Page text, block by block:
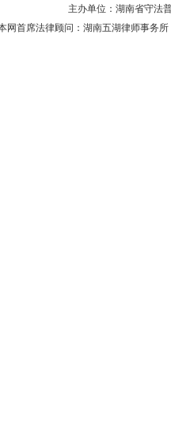
主办单位：湖南省守法
网首席法律顾问：湖南五湖律师事务所